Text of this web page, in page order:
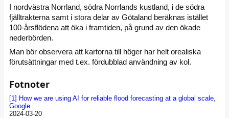
I nordvästra Norrland, södra Norrlands kustland, i de södra
fjälltrakterna samt i stora delar av Götaland beräknas istället
100-årsflödena att öka i framtiden, på grund av den ökade
nederbörden.
Man bör observera att kartorna till höger har helt orealiska
förutsättningar med t.ex. fördubblad användning av kol.
Fotnoter
[1] How we are using AI for reliable flood forecasting at a global scale,
Google
2024-03-20